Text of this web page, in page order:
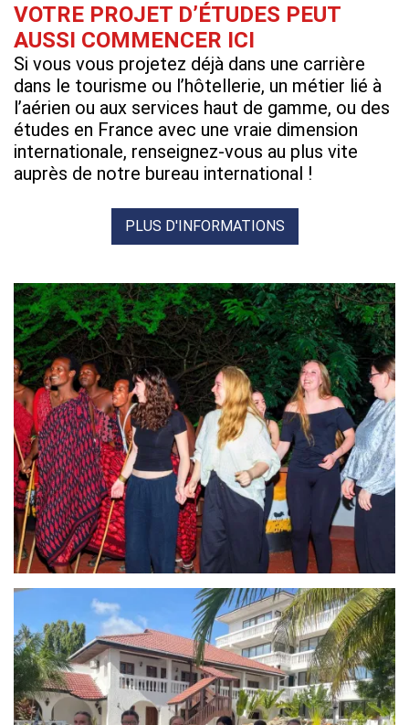
VOTRE PROJET D’ÉTUDES PEUT
AUSSI COMMENCER ICI
Si vous vous projetez déjà dans une carrière
dans le tourisme ou l’hôtellerie, un métier lié à
l’aérien ou aux services haut de gamme, ou des
études en France avec une vraie dimension
internationale, renseignez-vous au plus vite
auprès de notre bureau international !
PLUS D'INFORMATIONS